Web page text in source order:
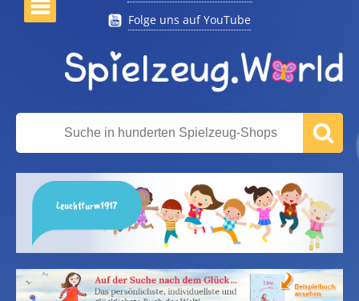
Folge uns auf YouTube
Leuchtturm1917